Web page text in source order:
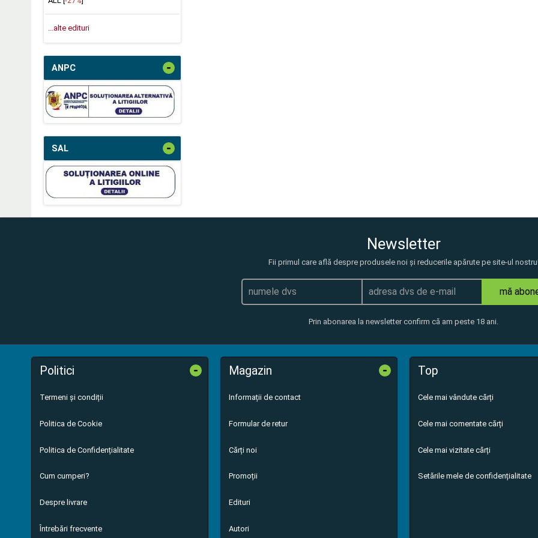
...alte edituri
ANPC -
SAL -
Newsletter
Fii primul care află despre produsele noi și reducerile apărute pe site-ul
mă
Prin abonarea la newsletter confirm că am peste 18 ani.
Politici -
Termeni și condiții
Politica de Cookie
Politica de Confidențialitate
Cum cumperi?
Despre livrare
Întrebări frecvente
Magazin -
Informații de contact
Formular de retur
Cărți noi
Promoții
Edituri
Autori
Top
Cele mai vândute cărți
Cele mai comentate cărți
Cele mai vizitate cărți
Setările mele de confidențialitate